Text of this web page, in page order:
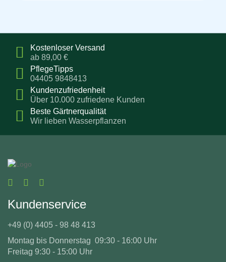
Kostenloser Versand
ab 89,00 €
PflegeTipps
04405 9848413
Kundenzufriedenheit
Über 10.000 zufriedene Kunden
Beste Gärtnerqualität
Wir lieben Wasserpflanzen
Kundenservice
+49 (0) 4405 - 98 48 413
Montag bis Donnerstag 09:30 - 16:00 Uhr
Freitag 9:30 - 15:00 Uhr